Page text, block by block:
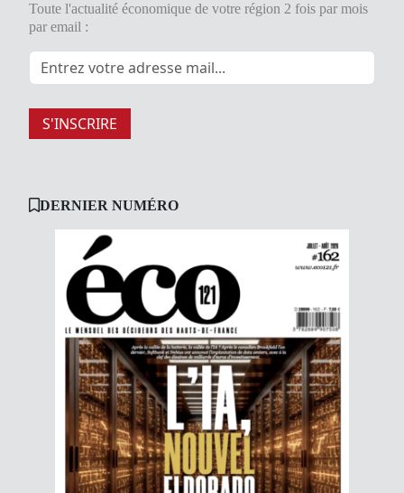
Toute l'actualité économique de votre région 2 fois par mois
par email :
S'INSCRIRE
DERNIER NUMÉRO